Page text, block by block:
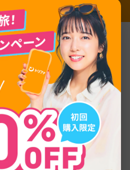
本情報
Tele2, Elisa Eesti, Tele2 /
Elisa EMT
LTE/4G
5GB 10GB/20GB/30GB/80GB/
無制限
/7日間 /15日間 /31日間/60日間